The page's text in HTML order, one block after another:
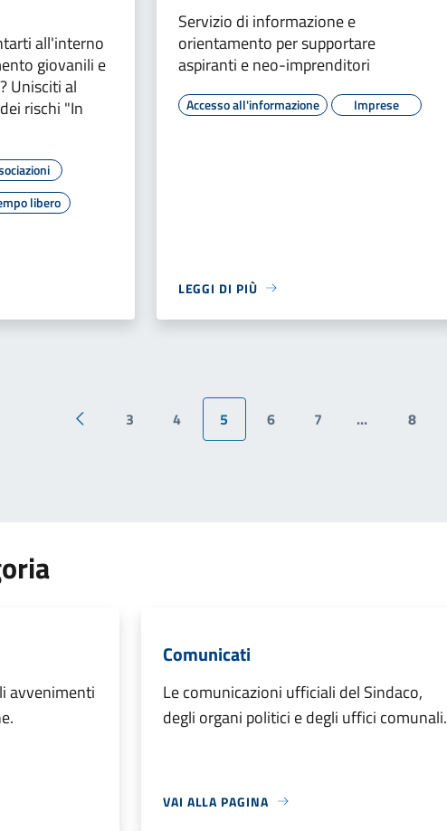
all'interno
giovanili e
Unisciti al
rischi "In
libero
Servizio di informazione e
orientamento per supportare
aspiranti e neo-imprenditori
Accesso all'informazione Imprese
LEGGI DI PIÙ
Pagina precedente
3 4 5 6 7 ... 8
avvenimenti
Comunicati
Le comunicazioni ufficiali del Sindaco,
degli organi politici e degli uffici comunali.
VAI ALLA PAGINA